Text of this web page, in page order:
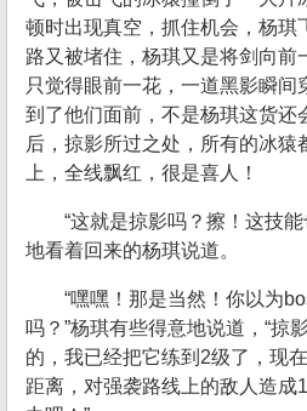
顿时出现真空，抓住机会，杨琪
路又被堵住，杨琪又是将剑向前
只觉得眼前一花，一道黑影瞬
到了他们面前，不是杨琪这货还
后，掠影所过之处，所有的冰猿
上，全线飘红，很是喜人！
“这就是掠影吗？擦！这技
地看着回来的杨琪说道。
“嘿嘿！那是当然！你以为
吗？”杨琪有些得意地说道，“掠
的，我已经把它练到2级了，现
距离，对强袭路线上的敌人造成